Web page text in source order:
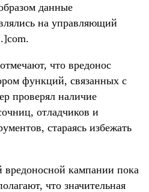
данные
на управляющий
что вредонос
функций, связанных с
проверял наличие
отладчиков и
стараясь избежать
кампании пока
что значительная